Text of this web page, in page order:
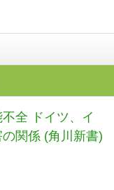
全 ドイツ、イ
関係 (角川新書)